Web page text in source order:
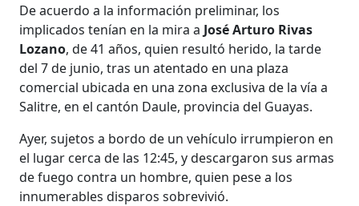
De acuerdo a la información preliminar, los
implicados tenían en la mira a José Arturo Rivas
Lozano, de 41 años, quien resultó herido, la tarde
del 7 de junio, tras un atentado en una plaza
comercial ubicada en una zona exclusiva de la vía a
Salitre, en el cantón Daule, provincia del Guayas.
Ayer, sujetos a bordo de un vehículo irrumpieron en
el lugar cerca de las 12:45, y descargaron sus armas
de fuego contra un hombre, quien pese a los
innumerables disparos sobrevivió.